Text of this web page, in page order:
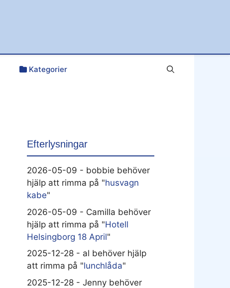
Kategorier
Efterlysningar
2026-05-09 - bobbie behöver
hjälp att rimma på "husvagn
kabe"
2026-05-09 - Camilla behöver
hjälp att rimma på "Hotell
Helsingborg 18 April"
2025-12-28 - al behöver hjälp
att rimma på "lunchlåda"
2025-12-28 - Jenny behöver